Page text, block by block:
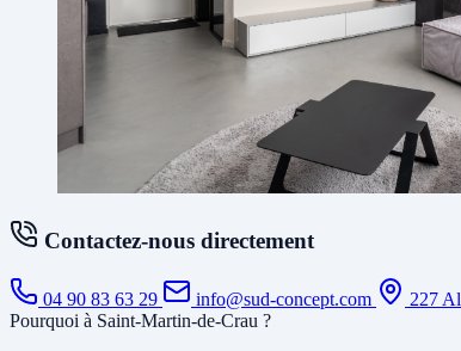
Contactez-nous directement
04 90 83 63 29 info@sud-concept.com
227
Pourquoi à Saint-Martin-de-Crau ?